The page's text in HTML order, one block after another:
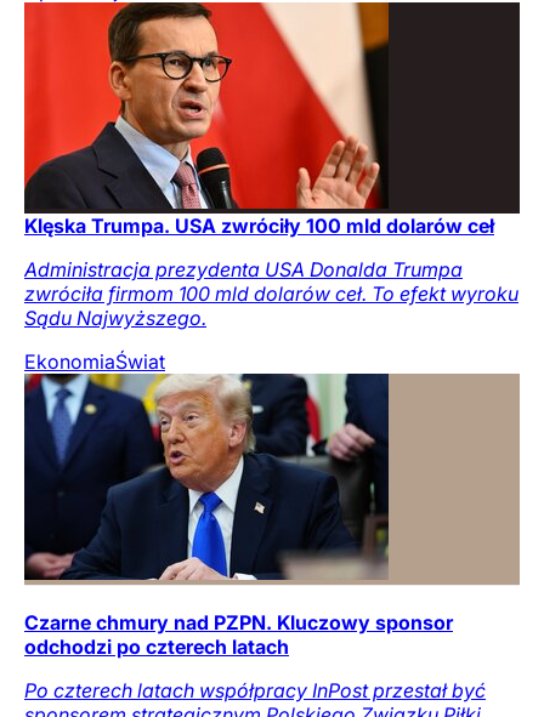
Klęska Trumpa. USA zwróciły 100 mld dolarów ceł
Administracja prezydenta USA Donalda Trumpa
zwróciła firmom 100 mld dolarów ceł. To efekt wyroku
Sądu Najwyższego.
EkonomiaŚwiat
Czarne chmury nad PZPN. Kluczowy sponsor
odchodzi po czterech latach
Po czterech latach współpracy InPost przestał być